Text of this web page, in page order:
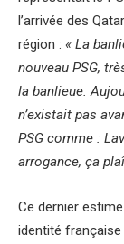
l’arrivée des
région : « La
nouveau PSG,
la banlieue.
n’existait pas
PSG comme :
arrogance, ça
Ce dernier
identité